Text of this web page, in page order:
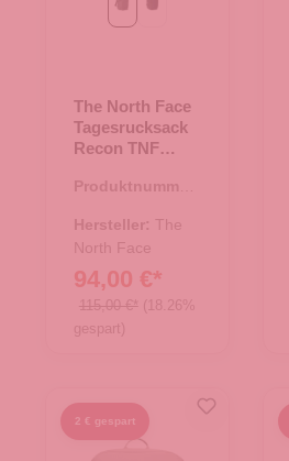
TNF Black
TNF Blau
The North Face
Tagesrucksack
Recon TNF
Produktnummer:
Hersteller: The
North Face
94,00 €*
115,00 €* (18.26%
gespart)
2 € gespart